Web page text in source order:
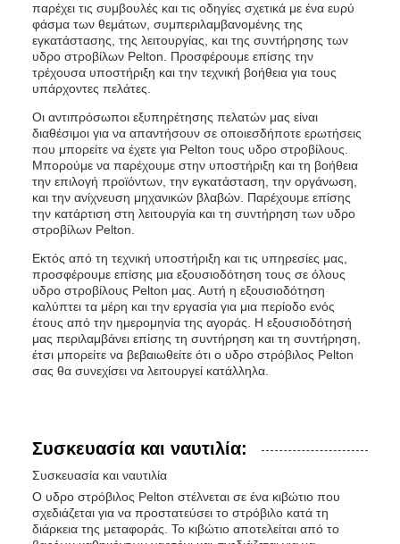
παρέχει τις συμβουλές και τις οδηγίες σχετικά με ένα ευρύ
φάσμα των θεμάτων, συμπεριλαμβανομένης της
εγκατάστασης, της λειτουργίας, και της συντήρησης των
υδρο στροβίλων Pelton. Προσφέρουμε επίσης την
τρέχουσα υποστήριξη και την τεχνική βοήθεια για τους
υπάρχοντες πελάτες.
Οι αντιπρόσωποι εξυπηρέτησης πελατών μας είναι
διαθέσιμοι για να απαντήσουν σε οποιεσδήποτε ερωτήσεις
που μπορείτε να έχετε για Pelton τους υδρο στροβίλους.
Μπορούμε να παρέχουμε στην υποστήριξη και τη βοήθεια
την επιλογή προϊόντων, την εγκατάσταση, την οργάνωση,
και την ανίχνευση μηχανικών βλαβών. Παρέχουμε επίσης
την κατάρτιση στη λειτουργία και τη συντήρηση των υδρο
στροβίλων Pelton.
Εκτός από τη τεχνική υποστήριξη και τις υπηρεσίες μας,
προσφέρουμε επίσης μια εξουσιοδότηση τους σε όλους
υδρο στροβίλους Pelton μας. Αυτή η εξουσιοδότηση
καλύπτει τα μέρη και την εργασία για μια περίοδο ενός
έτους από την ημερομηνία της αγοράς. Η εξουσιοδότησή
μας περιλαμβάνει επίσης τη συντήρηση και τη συντήρηση,
έτσι μπορείτε να βεβαιωθείτε ότι ο υδρο στρόβιλος Pelton
σας θα συνεχίσει να λειτουργεί κατάλληλα.
Συσκευασία και ναυτιλία:
Συσκευασία και ναυτιλία
Ο υδρο στρόβιλος Pelton στέλνεται σε ένα κιβώτιο που
σχεδιάζεται για να προστατεύσει το στρόβιλο κατά τη
διάρκεια της μεταφοράς. Το κιβώτιο αποτελείται από το